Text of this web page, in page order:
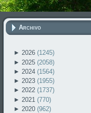
Archivo
► 2026 (1245)
► 2025 (2058)
► 2024 (1564)
► 2023 (1955)
► 2022 (1737)
► 2021 (770)
► 2020 (962)